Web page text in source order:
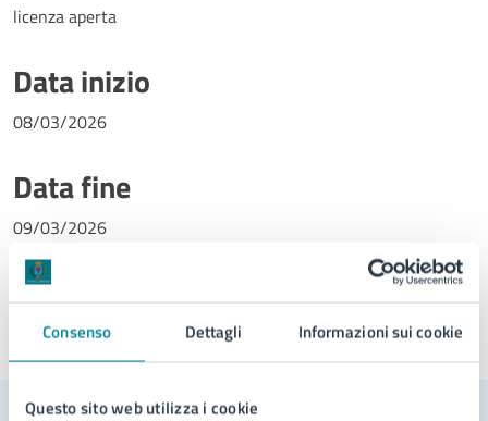
Consenso Dettagli Informazioni sui cookie
Questo sito web utilizza i cookie
licenza aperta
Data inizio
08/03/2026
Data fine
09/03/2026
Ultimo aggiornamento:23/02/2026, 07:52